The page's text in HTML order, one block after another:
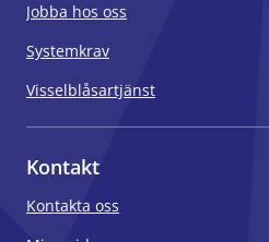
Jobba hos oss
Systemkrav
Visselblåsartjänst
Kontakt
Kontakta oss